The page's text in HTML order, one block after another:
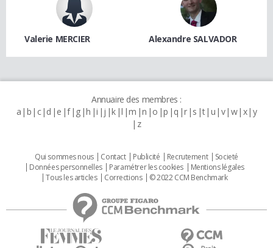
Valerie MERCIER Alexandre SALVADOR
Annuaire des membres :
a b c d e f g h i j k l m n o p q r s t u v w x y
z
Qui sommes nous Contact Publicité Recrutement
Societé
Données personnelles
Paramétrer les cookies
Mentions légales
Tous les articles
Corrections © 2022 CCM Benchmark